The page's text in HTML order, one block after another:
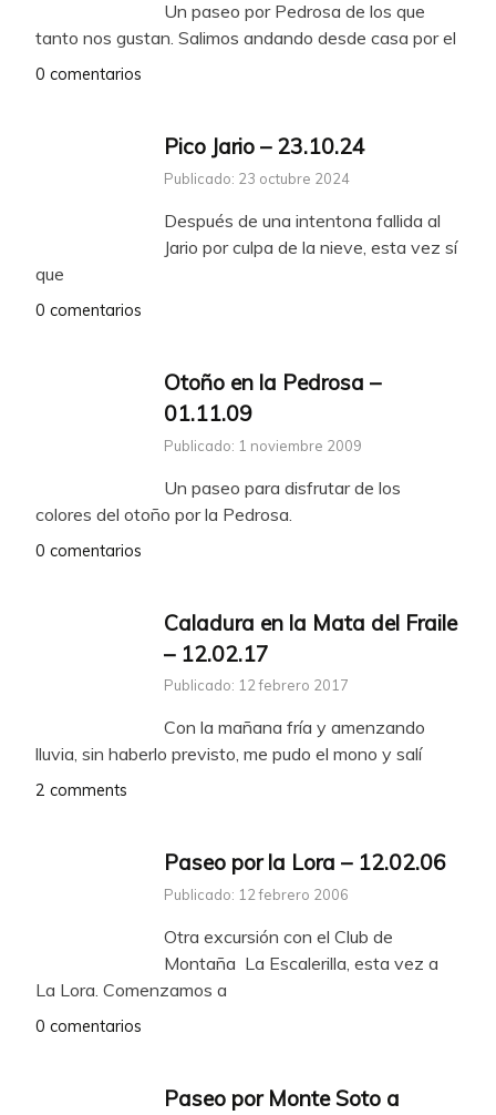
Un paseo por Pedrosa de los que
tanto nos gustan. Salimos andando desde casa por el
0 comentarios
Pico Jario – 23.10.24
Publicado: 23 octubre 2024
Después de una intentona fallida al
Jario por culpa de la nieve, esta vez sí
que
0 comentarios
Otoño en la Pedrosa –
01.11.09
Publicado: 1 noviembre 2009
Un paseo para disfrutar de los
colores del otoño por la Pedrosa.
0 comentarios
Caladura en la Mata del Fraile
– 12.02.17
Publicado: 12 febrero 2017
Con la mañana fría y amenzando
lluvia, sin haberlo previsto, me pudo el mono y salí
2 comments
Paseo por la Lora – 12.02.06
Publicado: 12 febrero 2006
Otra excursión con el Club de
Montaña La Escalerilla, esta vez a
La Lora. Comenzamos a
0 comentarios
Paseo por Monte Soto a